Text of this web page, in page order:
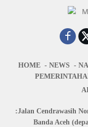
HOME NEWS
:Jalan Cendrawasih
Banda Aceh